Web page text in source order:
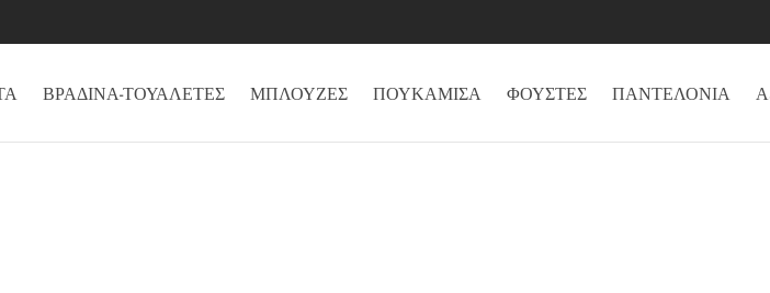
ΒΡΑΔΙΝΑ-ΤΟΥΑΛΕΤΕΣ ΜΠΛΟΥΖΕΣ ΠΟΥΚΑΜΙΣΑ ΦΟΥΣΤΕΣ ΠΑΝΤΕΛΟΝΙΑ